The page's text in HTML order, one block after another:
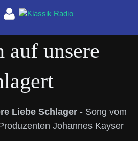
auf unsere
Liebe Schlager - Song vom
Johannes Kayser